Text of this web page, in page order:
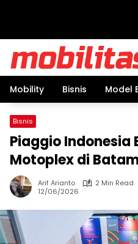
Mobility Bisnis Model
Bisnis
Piaggio Indonesia
Motoplex di
Arif Arianto
2 Min Read
12/06/2026